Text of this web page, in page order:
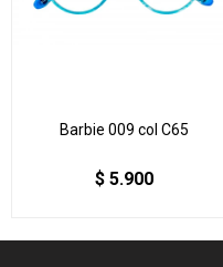
Barbie 009 col C65
$ 5.900